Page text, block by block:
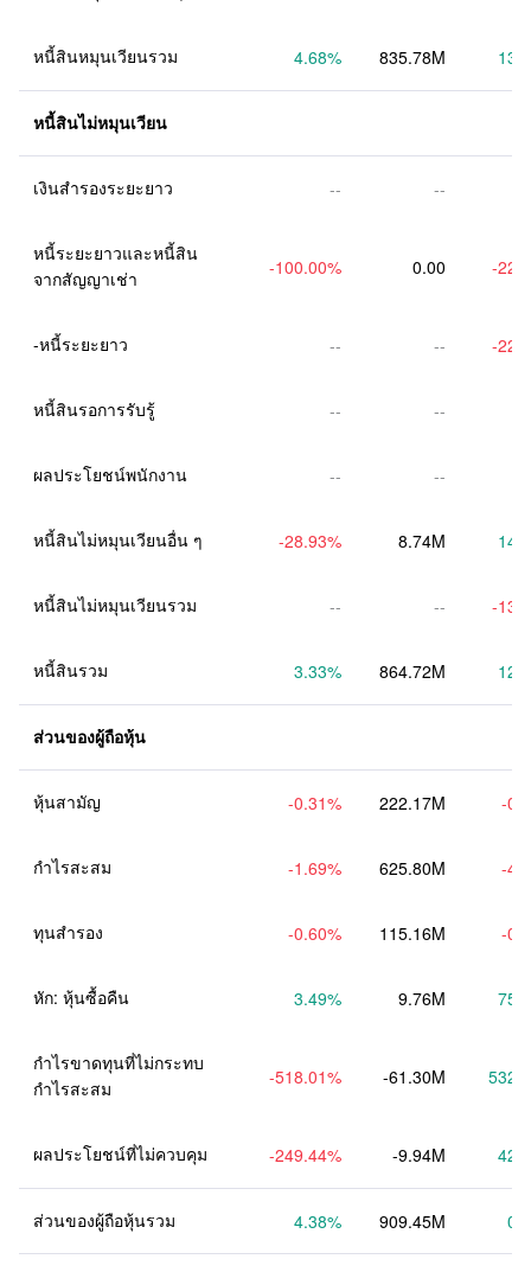
หนี้สินหมุนเวียนรวม 4.68% 835.78M
หนี้สินไม่หมุนเวียน
เงินสำรองระยะยาว -- --
หนี้ระยะยาวและหนี้สิน
จากสัญญาเช่า
-100.00% 0.00 -
-หนี้ระยะยาว -- -- -
หนี้สินรอการรับรู้ -- --
ผลประโยชน์พนักงาน -- --
หนี้สินไม่หมุนเวียนอื่น ๆ -28.93% 8.74M
หนี้สินไม่หมุนเวียนรวม -- -- -
หนี้สินรวม 3.33% 864.72M
ส่วนของผู้ถือหุ้น
หุ้นสามัญ -0.31% 222.17M -
กำไรสะสม -1.69% 625.80M -
ทุนสำรอง -0.60% 115.16M -
หัก: หุ้นซื้อคืน 3.49% 9.76M
กำไรขาดทุนที่ไม่กระทบ
กำไรสะสม
-518.01% -61.30M
ผลประโยชน์ที่ไม่ควบคุม -249.44% -9.94M
ส่วนของผู้ถือหุ้นรวม 4.38% 909.45M